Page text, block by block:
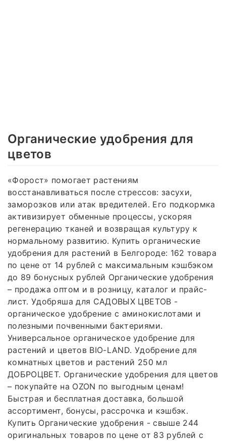
Органические удобрения для
цветов
«Форост» помогает растениям
восстанавливаться после стрессов: засухи,
заморозков или атак вредителей. Его подкормка
активизирует обменные процессы, ускоряя
регенерацию тканей и возвращая культуру к
нормальному развитию. Купить органические
удобрения для растений в Белгороде: 162 товара
по цене от 14 рублей с максимальным кэшбэком
до 89 бонусных рублей Органические удобрения
– продажа оптом и в розницу, каталог и прайс-
лист. Удобряша для САДОВЫХ ЦВЕТОВ -
органическое удобрение с аминокислотами и
полезными почвенными бактериями.
Универсальное органическое удобрение для
растений и цветов BIO-LAND. Удобрение для
комнатных цветов и растений 250 мл
ДОБРОЦВЕТ. Органические удобрения для цветов
– покупайте на OZON по выгодным ценам!
Быстрая и бесплатная доставка, большой
ассортимент, бонусы, рассрочка и кэшбэк.
Купить Органические удобрения - свыше 244
оригинальных товаров по цене от 83 рублей с